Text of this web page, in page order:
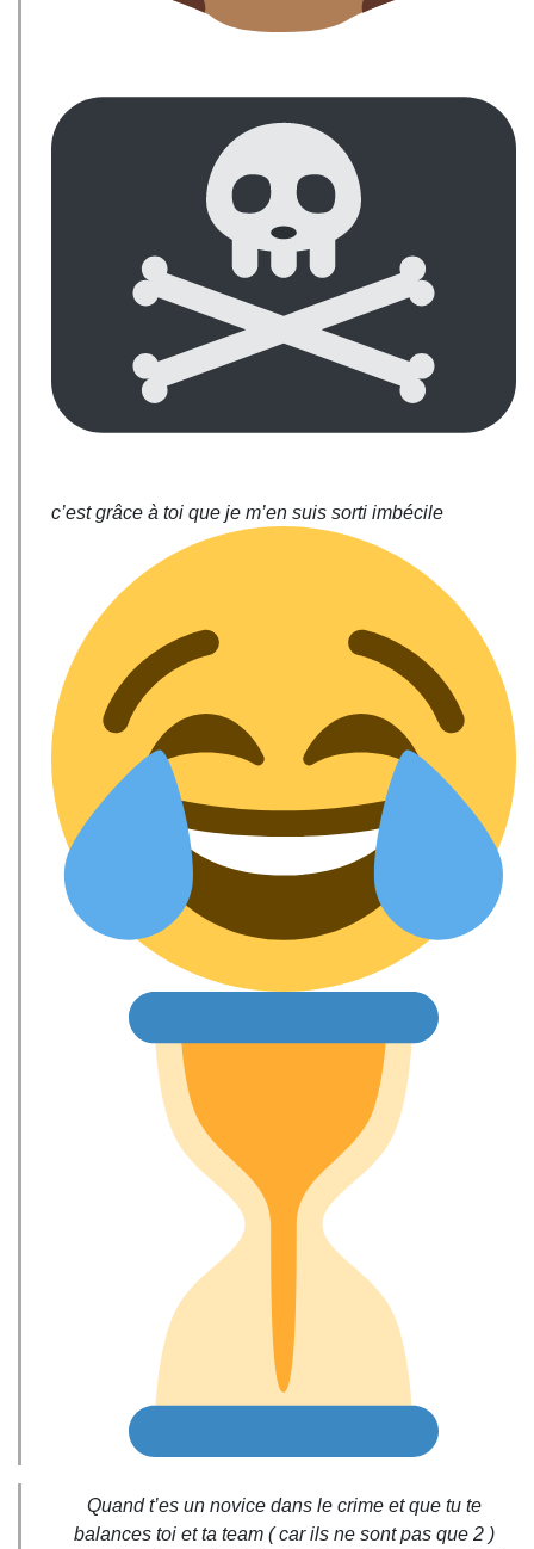
c’est grâce à toi que je m’en suis sorti imbécile
Quand t’es un novice dans le crime et que tu te
balances toi et ta team ( car ils ne sont pas que 2 )